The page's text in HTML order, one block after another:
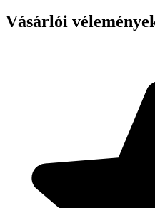
Vásárlói